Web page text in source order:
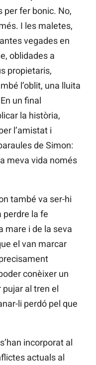
per fer bonic. No,
I les maletes,
vegades en
oblidades a
propietaris,
l’oblit, una lluita
un final
la història,
l’amistat i
de Simon:
meva vida només
també va ser-hi
perdre la fe
mare i de la seva
el van marcar
conèixer un
al tren el
li perdó pel que
incorporat al
actuals al